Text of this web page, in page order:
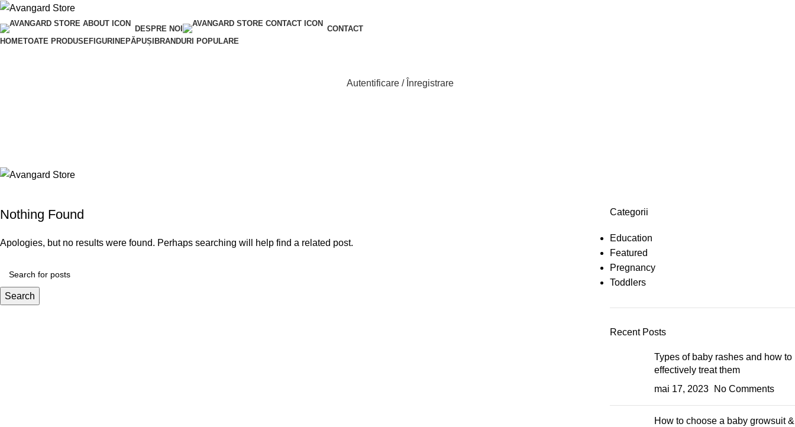
DESPRE NOI
CONTACT
HOMETOATE PRODUSEFIGURINEPĂPUȘI BRANDURI POPULARE
Autentificare / Înregistrare
Nothing Found
Apologies, but no results were found. Perhaps searching will help find a related post.
Search
Categorii
Education
Featured
Pregnancy
Toddlers
Recent Posts
Types of baby rashes and how to
effectively treat them
mai 17, 2023
No Comments
How to choose a baby growsuit &